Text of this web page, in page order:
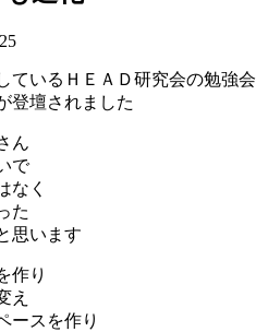
ているＨＥＡＤ研究会の勉強会
登壇されました
ん
で
なく
た
思います
作り
え
ースを作り